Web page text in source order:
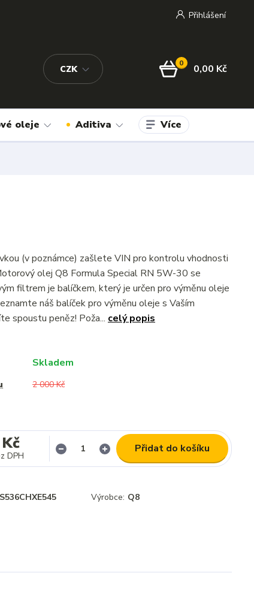
CZK
Přihlášení
0 0,00 Kč
oleje Aditiva Více
(v poznámce) zašlete VIN pro kontrolu vhodnosti
olej Q8 Formula Special RN 5W-30 se
filtrem je balíčkem, který je určen pro výměnu oleje
náš balíček pro výměnu oleje s Vaším
spoustu peněz! Poža... celý popis
Skladem
2 000 Kč
DPH
Přidat do košíku
Výrobce: Q8